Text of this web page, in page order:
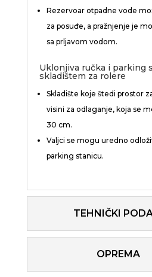
Rezervoar otpadne vode
za posuđe, a pražnjenje je
sa prljavom vodom.
Uklonjiva ručka i parking
skladištem za rolere
Skladište koje štedi prostor
visini za odlaganje, koja se
30 cm.
Valjci se mogu uredno
parking stanicu.
TEHNIČKI
OPREMA